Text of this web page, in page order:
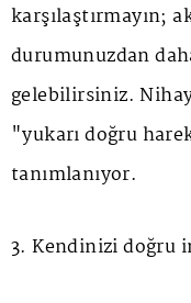
karşılaştırmayın;
durumunuzdan
gelebilirsiniz.
"yukarı doğru
tanımlanıyor.
3. Kendinizi doğru